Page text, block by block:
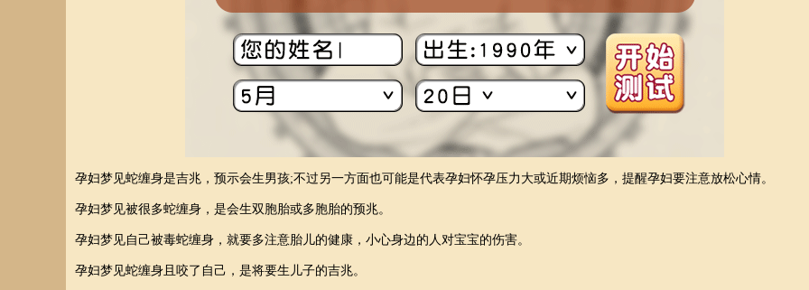
孕妇梦见蛇缠身是吉兆，预示会生男孩;不过另一方面也可能是代表孕妇怀孕压力大或近期烦恼多，提醒孕妇要注意放松心情。
孕妇梦见被很多蛇缠身，是会生双胞胎或多胞胎的预兆。
孕妇梦见自己被毒蛇缠身，就要多注意胎儿的健康，小心身边的人对宝宝的伤害。
孕妇梦见蛇缠身且咬了自己，是将要生儿子的吉兆。